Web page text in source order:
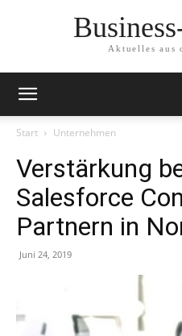
Aktuelles aus
Start Unternehmen
Verstärkung
Salesforce
Partnern in
Juni 24, 2019